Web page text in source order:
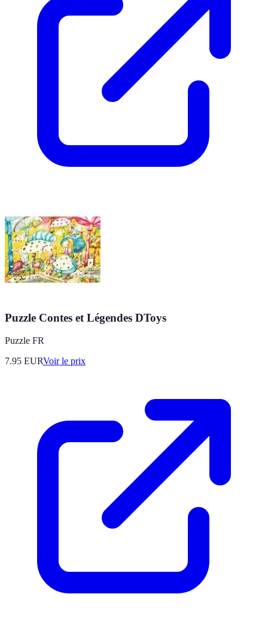
Puzzle Contes et Légendes DToys
Puzzle FR
7.95 EURVoir le prix